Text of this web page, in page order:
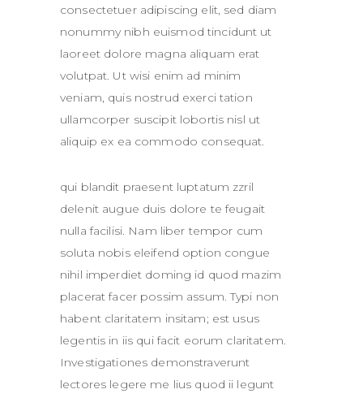
consectetuer adipiscing elit, sed diam
nonummy nibh euismod tincidunt ut
laoreet dolore magna aliquam erat
volutpat. Ut wisi enim ad minim
veniam, quis nostrud exerci tation
ullamcorper suscipit lobortis nisl ut
aliquip ex ea commodo consequat.
qui blandit praesent luptatum zzril
delenit augue duis dolore te feugait
nulla facilisi. Nam liber tempor cum
soluta nobis eleifend option congue
nihil imperdiet doming id quod mazim
placerat facer possim assum. Typi non
habent claritatem insitam; est usus
legentis in iis qui facit eorum claritatem.
Investigationes demonstraverunt
lectores legere me lius quod ii legunt